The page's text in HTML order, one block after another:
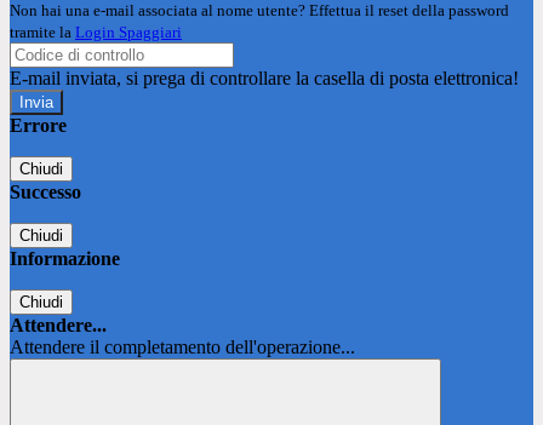
Non hai una e-mail associata al nome utente? Effettua il reset della password
tramite la Login Spaggiari
E-mail inviata, si prega di controllare la casella di posta elettronica!
Errore
Chiudi
Successo
Chiudi
Informazione
Chiudi
Attendere...
Attendere il completamento dell'operazione...